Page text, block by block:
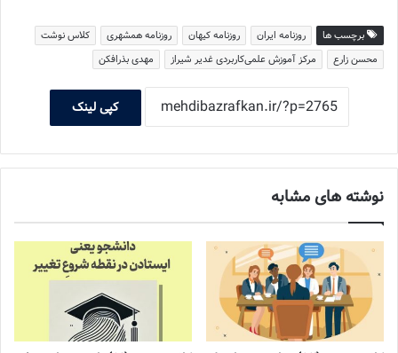
برچسب ها روزنامه ایران روزنامه کیهان روزنامه همشهری
کلاس نوشت
محسن زارع
مرکز آموزش علمی‌کاربردی غدیر شیراز مهدی بذرافکن
کپی لینک
نوشته های مشابه